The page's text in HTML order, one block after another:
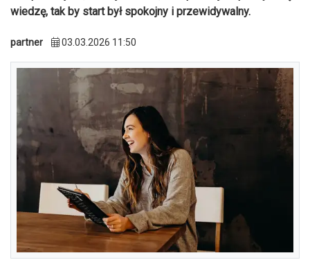
wiedzę, tak by start był spokojny i przewidywalny.
partner 03.03.2026 11:50